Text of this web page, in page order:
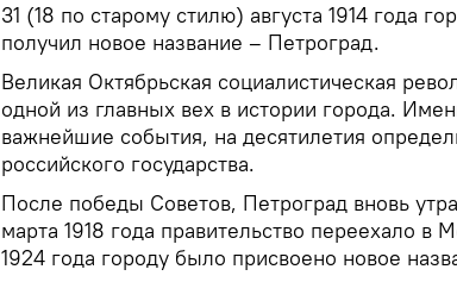
31 (18 по старому стилю) августа 1914 года
получил новое название – Петроград.
Великая Октябрьская социалистическая
одной из главных вех в истории города.
важнейшие события, на десятилетия
российского государства.
После победы Советов, Петроград вновь
марта 1918 года правительство переехало в
1924 года городу было присвоено новое